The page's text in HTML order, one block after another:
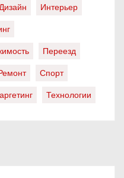
Интерьер
Переезд
Спорт
Технологии